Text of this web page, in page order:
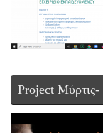
Project Μύρτις-